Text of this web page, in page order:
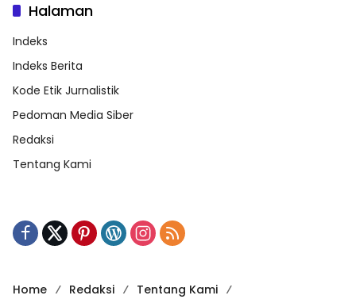
Halaman
Indeks
Indeks Berita
Kode Etik Jurnalistik
Pedoman Media Siber
Redaksi
Tentang Kami
Home Redaksi
Tentang Kami